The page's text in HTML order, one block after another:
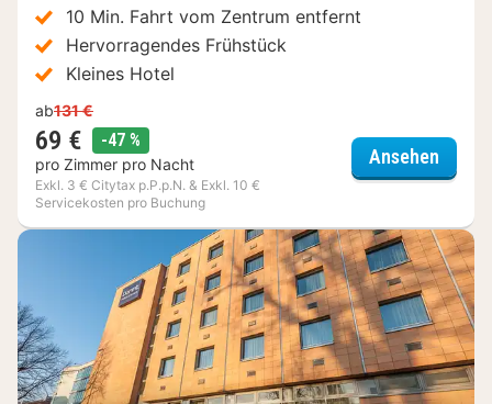
10 Min. Fahrt vom Zentrum entfernt
Hervorragendes Frühstück
Kleines Hotel
ab131 €
69 € -47 %
pro Zimmer pro Nacht
Exkl. 3 € Citytax p.P.p.N. & Exkl. 10 €
Servicekosten pro Buchung
Ansehen